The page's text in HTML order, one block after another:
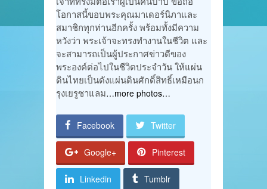
โอกาสนี้ขอบพระคุณมาเดอร์นิภาและ
สมาชิกทุกท่านอีกครั้ง พร้อมทั้งมีความ
หวังว่า พระเจ้าจะทรงทำงานในชีวิต และ
จะสามารถเป็นผู้ประกาศข่าวดีของ
พระองค์ต่อไปในชีวิตประจำวัน ให้แผ่น
ดินไทยเป็นดังแผ่นดินศักดิ์สิทธิ์เหมือนก
รุงเยรูซาแลม…more photos…
Facebook Twitter
Google+ Pinterest
Linkedin Tumblr